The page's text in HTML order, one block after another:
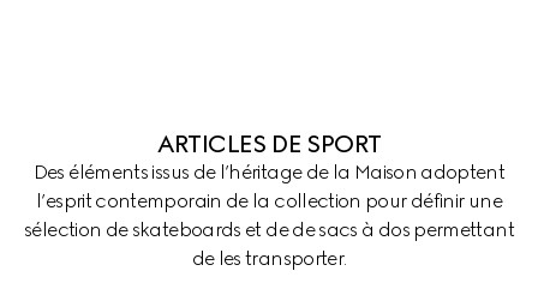
ARTICLES DE SPORT
Des éléments issus de l’héritage de la Maison adoptent
l’esprit contemporain de la collection pour définir une
sélection de skateboards et de de sacs à dos permettant
de les transporter.